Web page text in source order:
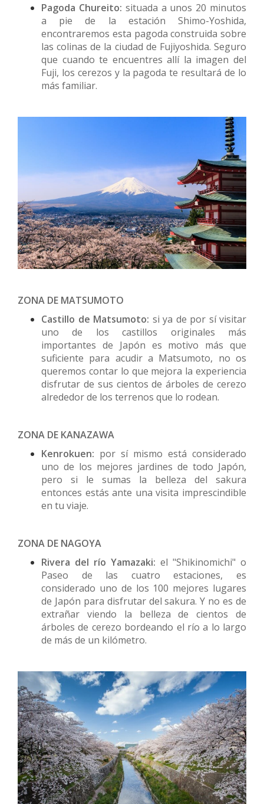
Pagoda Chureito: situada a unos 20 minutos
a pie de la estación Shimo-Yoshida,
encontraremos esta pagoda construida sobre
las colinas de la ciudad de Fujiyoshida. Seguro
que cuando te encuentres allí la imagen del
Fuji, los cerezos y la pagoda te resultará de lo
más familiar.
ZONA DE MATSUMOTO
Castillo de Matsumoto: si ya de por sí visitar
uno de los castillos originales más
importantes de Japón es motivo más que
suficiente para acudir a Matsumoto, no os
queremos contar lo que mejora la experiencia
disfrutar de sus cientos de árboles de cerezo
alrededor de los terrenos que lo rodean.
ZONA DE KANAZAWA
Kenrokuen: por sí mismo está considerado
uno de los mejores jardines de todo Japón,
pero si le sumas la belleza del sakura
entonces estás ante una visita imprescindible
en tu viaje.
ZONA DE NAGOYA
Rivera del río Yamazaki: el "Shikinomichi" o
Paseo de las cuatro estaciones, es
considerado uno de los 100 mejores lugares
de Japón para disfrutar del sakura. Y no es de
extrañar viendo la belleza de cientos de
árboles de cerezo bordeando el río a lo largo
de más de un kilómetro.